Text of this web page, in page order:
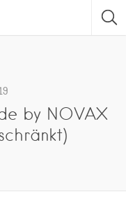
by NOVAX